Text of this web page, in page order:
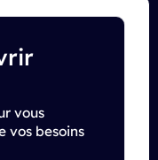
vous
vos besoins